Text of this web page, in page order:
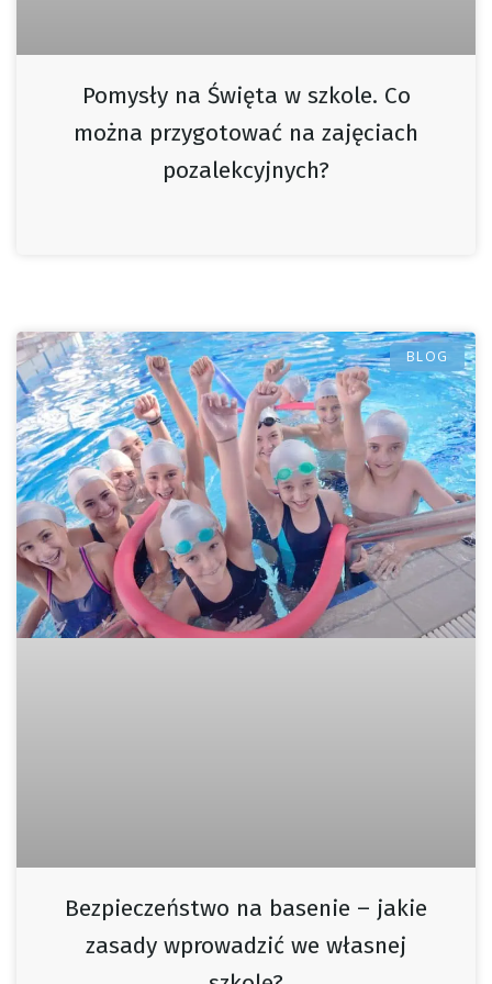
Pomysły na Święta w szkole. Co
można przygotować na zajęciach
pozalekcyjnych?
BLOG
Bezpieczeństwo na basenie – jakie
zasady wprowadzić we własnej